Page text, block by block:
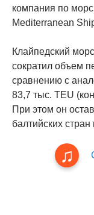
компания по
Mediterranean
Клайпедский
сократил объем
сравнению с
83,7 тыс. TEU
При этом он
балтийских